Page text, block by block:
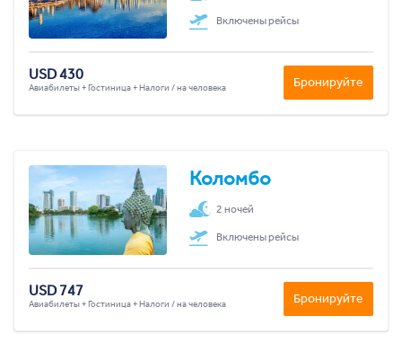
Включены рейсы
USD 430
Авиабилеты + Гостиница + Налоги / на человека Бронируйте
Коломбо
2 ночей
Включены рейсы
USD 747
Авиабилеты + Гостиница + Налоги / на человека Бронируйте